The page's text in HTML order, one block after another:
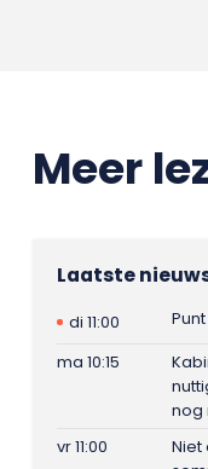
Meer
Laatste
di 11:00
ma 10:15
nog
vr 11:00
Niet